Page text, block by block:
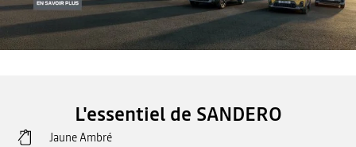
L'essentiel de SANDERO
Jaune Ambré